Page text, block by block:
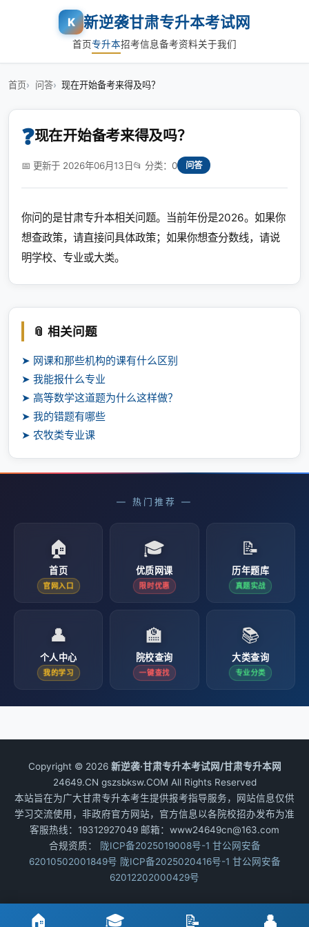
K 新逆袭甘肃专升本考试网
首页专升本招考信息备考资料关于我们
首页 问答 现在开始备考来得及吗？
❓现在开始备考来得及吗？
📅 更新于 2026年06月13日📂 分类：0 问答
你问的是甘肃专升本相关问题。当前年份是2026。如果你
想查政策，请直接问具体政策；如果你想查分数线，请说
明学校、专业或大类。
📎 相关问题
➤ 网课和那些机构的课有什么区别
➤ 我能报什么专业
➤ 高等数学这道题为什么这样做？
➤ 我的错题有哪些
➤ 农牧类专业课
— 热门推荐 —
🏠
首页
官网入口
🎓
优质网课
限时优惠
📝
历年题库
真题实战
👤
个人中心
我的学习
🏫
院校查询
一键查找
📚
大类查询
专业分类
Copyright © 2026 新逆袭·甘肃专升本考试网/甘肃专升本网
24649.CN gszsbksw.COM All Rights Reserved
本站旨在为广大甘肃专升本考生提供报考指导服务，网站信息仅供
学习交流使用，非政府官方网站，官方信息以各院校招办发布为准
客服热线：19312927049 邮箱：www24649cn@163.com
合规资质：
陇ICP备2025019008号-1 甘公网安备
62010502001849号 陇ICP备2025020416号-1 甘公网安备
62012202000429号
🏠 🎓 📝 👤